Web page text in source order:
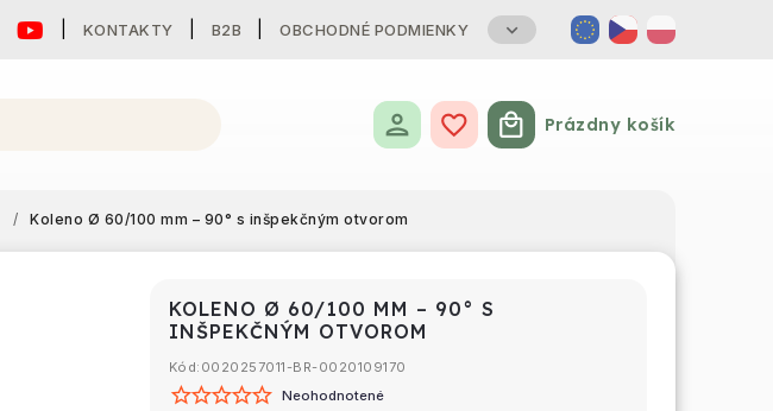
KONTAKTY B2B OBCHODNÉ PODMIENKY
Nákupný košík
Prázdny košík
/ Koleno Ø 60/100 mm – 90° s inšpekčným otvorom
KOLENO Ø 60/100 MM – 90° S
INŠPEKČNÝM OTVOROM
Kód: 0020257011-BR-0020109170
Neohodnotené